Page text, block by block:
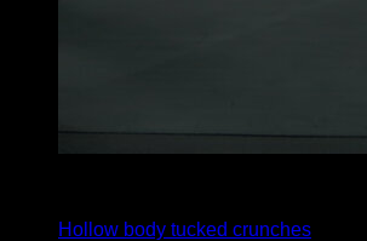
Hollow body tucked crunches